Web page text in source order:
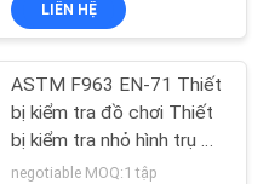
dựng
36
LIÊN HỆ
ASTM F963 EN-71 Thiết
bị kiểm tra đồ chơi Thiết
bị kiểm tra nhỏ hình trụ 70
* 38 * 38 mm
negotiable MOQ:1 tập